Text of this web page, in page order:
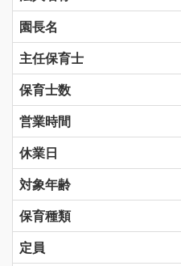
園長名
主任保育士
保育士数
営業時間
休業日
対象年齢
保育種類
定員